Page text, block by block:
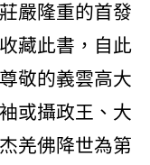
嚴隆重的首發
藏此書，自此
敬的義雲高大
或攝政王、大
羌佛降世為第